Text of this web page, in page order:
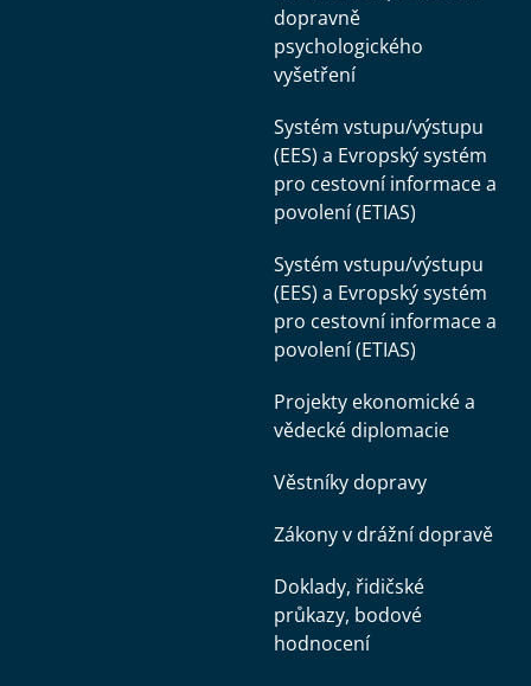
dopravně
psychologického
vyšetření
Systém vstupu/výstupu
(EES) a Evropský systém
pro cestovní informace a
povolení (ETIAS)
Systém vstupu/výstupu
(EES) a Evropský systém
pro cestovní informace a
povolení (ETIAS)
Projekty ekonomické a
vědecké diplomacie
Věstníky dopravy
Zákony v drážní dopravě
Doklady, řidičské
průkazy, bodové
hodnocení